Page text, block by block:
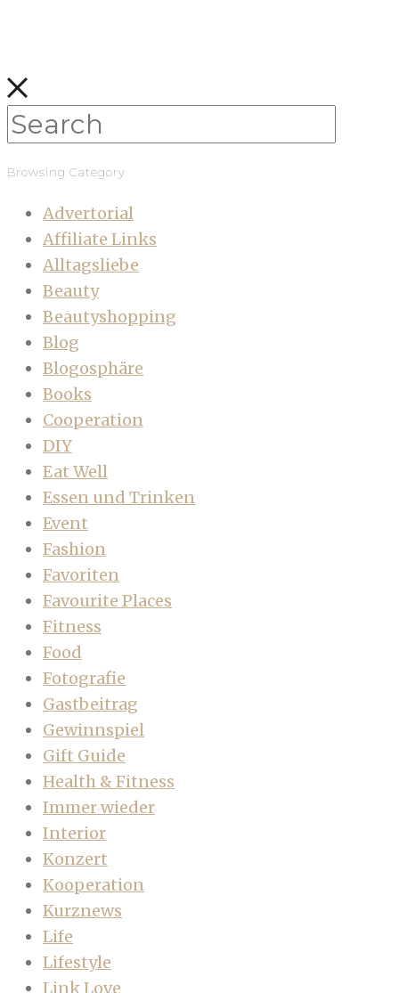
Browsing Category
Advertorial
Affiliate Links
Alltagsliebe
Beauty
Beautyshopping
Blog
Blogosphäre
Books
Cooperation
DIY
Eat Well
Essen und Trinken
Event
Fashion
Favoriten
Favourite Places
Fitness
Food
Fotografie
Gastbeitrag
Gewinnspiel
Gift Guide
Health & Fitness
Immer wieder
Interior
Konzert
Kooperation
Kurznews
Life
Lifestyle
Link Love